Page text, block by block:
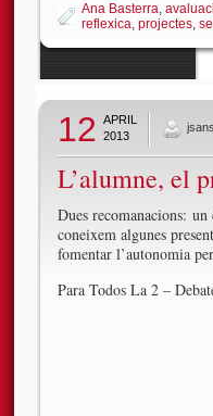
Ana Basterra,
reflexica, projectes,
12 APRIL
2013
jsans
L’alumne, el
Dues recomanacions:
coneixem algunes
fomentar l’autonomia
Para Todos La 2 –